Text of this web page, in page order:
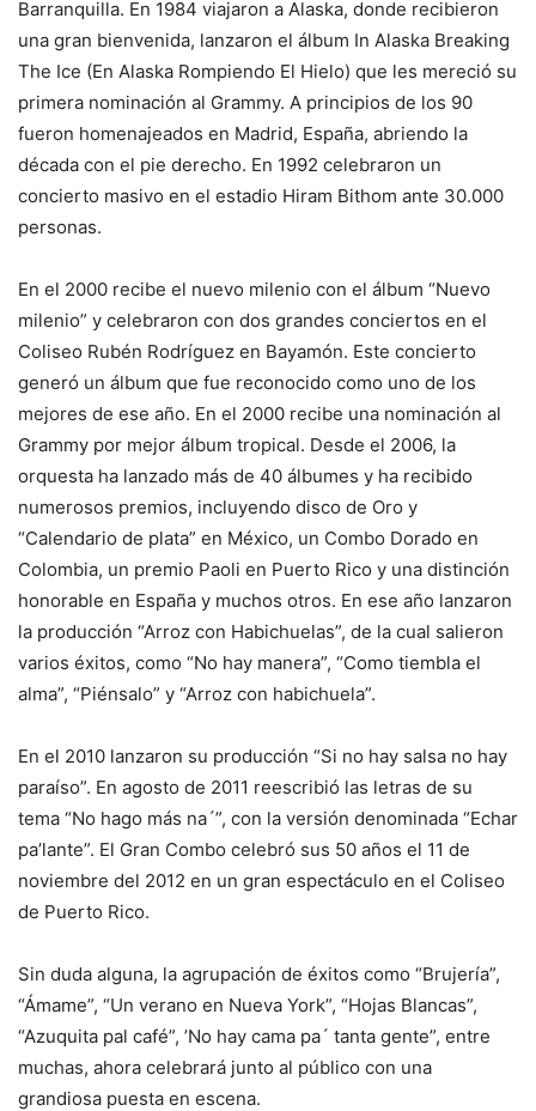
Barranquilla. En 1984 viajaron a Alaska, donde recibieron
una gran bienvenida, lanzaron el álbum In Alaska Breaking
The Ice (En Alaska Rompiendo El Hielo) que les mereció su
primera nominación al Grammy. A principios de los 90
fueron homenajeados en Madrid, España, abriendo la
década con el pie derecho. En 1992 celebraron un
concierto masivo en el estadio Hiram Bithom ante 30.000
personas.
En el 2000 recibe el nuevo milenio con el álbum “Nuevo
milenio” y celebraron con dos grandes conciertos en el
Coliseo Rubén Rodríguez en Bayamón. Este concierto
generó un álbum que fue reconocido como uno de los
mejores de ese año. En el 2000 recibe una nominación al
Grammy por mejor álbum tropical. Desde el 2006, la
orquesta ha lanzado más de 40 álbumes y ha recibido
numerosos premios, incluyendo disco de Oro y
“Calendario de plata” en México, un Combo Dorado en
Colombia, un premio Paoli en Puerto Rico y una distinción
honorable en España y muchos otros. En ese año lanzaron
la producción “Arroz con Habichuelas”, de la cual salieron
varios éxitos, como “No hay manera”, “Como tiembla el
alma”, “Piénsalo” y “Arroz con habichuela”.
En el 2010 lanzaron su producción “Si no hay salsa no hay
paraíso”. En agosto de 2011 reescribió las letras de su
tema “No hago más na´”, con la versión denominada “Echar
pa’lante”. El Gran Combo celebró sus 50 años el 11 de
noviembre del 2012 en un gran espectáculo en el Coliseo
de Puerto Rico.
Sin duda alguna, la agrupación de éxitos como “Brujería”,
“Ámame”, “Un verano en Nueva York”, “Hojas Blancas”,
“Azuquita pal café”, ’No hay cama pa´ tanta gente”, entre
muchas, ahora celebrará junto al público con una
grandiosa puesta en escena.